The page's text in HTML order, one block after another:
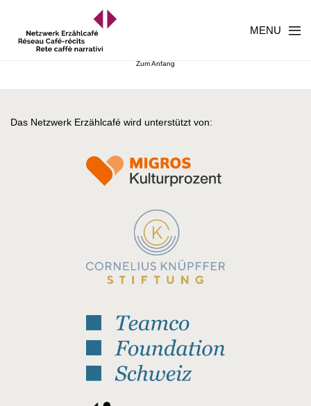
MENU
Zum Anfang
Das Netzwerk Erzählcafé wird unterstützt von: